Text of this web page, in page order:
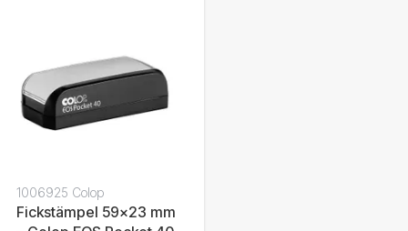
1006925 Colop
Fickstämpel 59x23 mm